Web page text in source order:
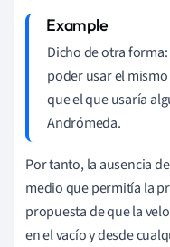
Dicho de otra
poder usar el
que el que usaría
Andrómeda.
Por tanto, la ausencia
medio que permitía la
propuesta de que la
en el vacío y desde